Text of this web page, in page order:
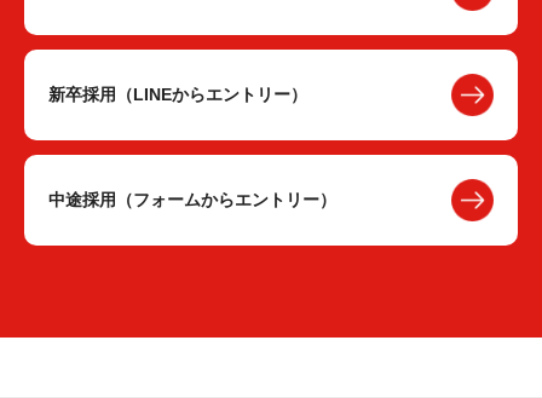
新卒採用（LINEからエントリー）
中途採用（フォームからエントリー）